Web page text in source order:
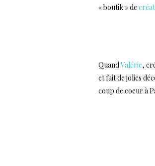
« boutik » de
QuandValérie,
et fait de jolies
coup de coeur à